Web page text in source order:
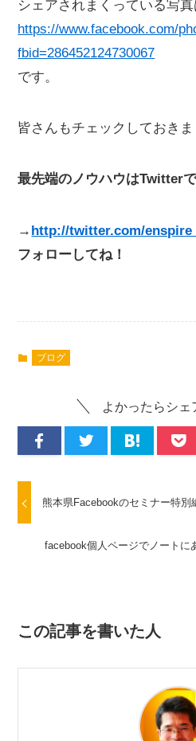
シェアされまくっている写真
https://www.facebook.com/
fbid=286452124730067
です。
皆さんもチェックしておきま
最先端のノウハウはTwitter
→ http://twitter.com/
フォローしてね！
ブログ
よかったらシェ
熊本県Facebookのセミナー特別
facebook個人ページでノートに
この記事を書いた人